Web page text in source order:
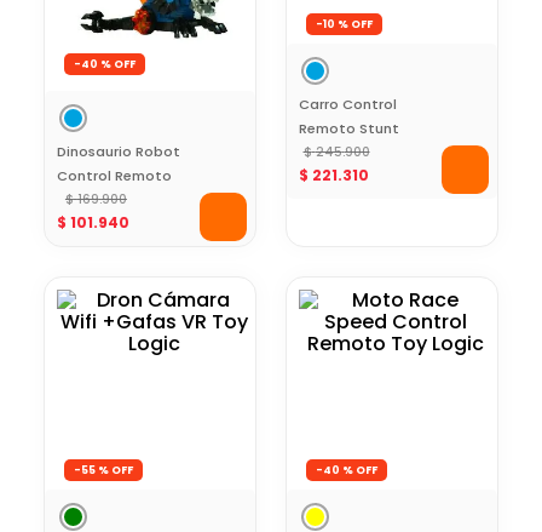
-40 %
Dinosaurio Robot
Control Remoto
Toy Logic
$ 169.900
$ 101.940
-10 %
Carro Control
Remoto Stunt
Movimiento Tipo
Gusano Toy Logic
$ 245.900
$ 221.310
-55 % -40 %